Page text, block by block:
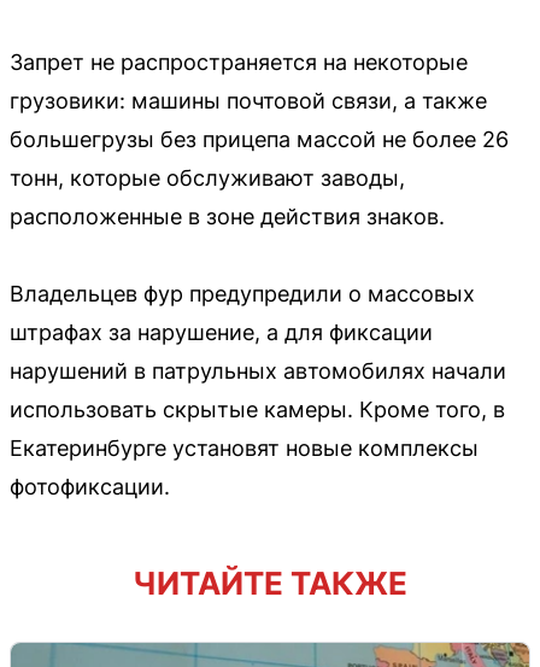
Запрет не распространяется на некоторые
грузовики: машины почтовой связи, а также
большегрузы без прицепа массой не более 26
тонн, которые обслуживают заводы,
расположенные в зоне действия знаков.
Владельцев фур предупредили о массовых
штрафах за нарушение, а для фиксации
нарушений в патрульных автомобилях начали
использовать скрытые камеры. Кроме того, в
Екатеринбурге установят новые комплексы
фотофиксации.
ЧИТАЙТЕ ТАКЖЕ